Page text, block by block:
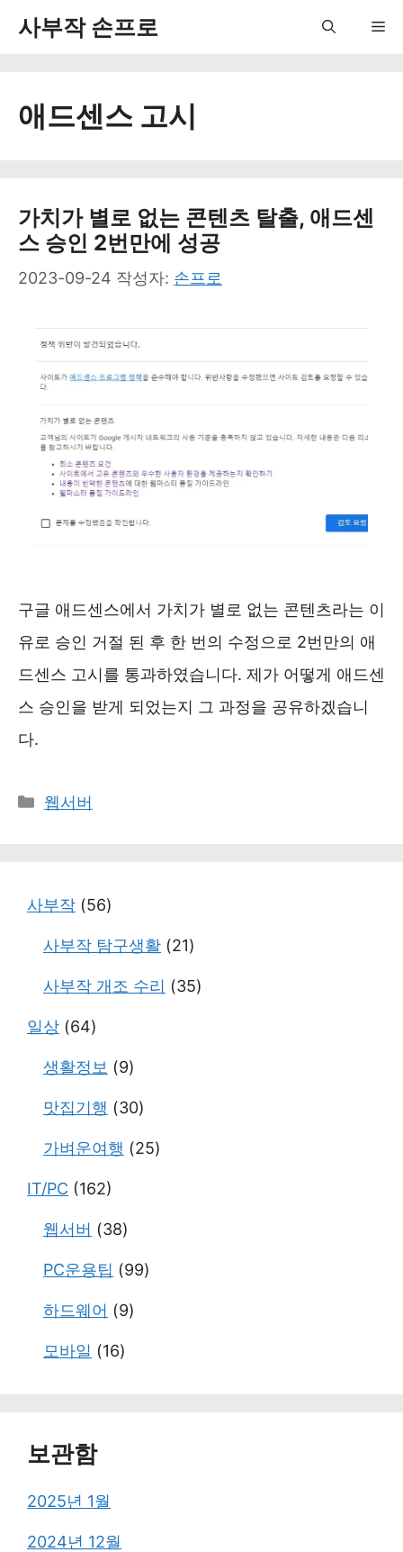
사부작 손프로
애드센스 고시
가치가 별로 없는 콘텐츠 탈출, 애드센
스 승인 2번만에 성공
2023-09-24 작성자: 손프로
구글 애드센스에서 가치가 별로 없는 콘텐츠라는 이
유로 승인 거절 된 후 한 번의 수정으로 2번만의 애
드센스 고시를 통과하였습니다. 제가 어떻게 애드센
스 승인을 받게 되었는지 그 과정을 공유하겠습니
다.
카
웹서버
사부작 (56)
사부작 탐구생활 (21)
사부작 개조 수리 (35)
일상 (64)
생활정보 (9)
맛집기행 (30)
가벼운여행 (25)
IT/PC (162)
웹서버 (38)
PC운용팁 (99)
하드웨어 (9)
모바일 (16)
보관함
2025년 1월
2024년 12월